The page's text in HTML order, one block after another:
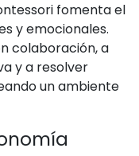
fomenta el
y emocionales.
colaboración, a
y a resolver
un ambiente